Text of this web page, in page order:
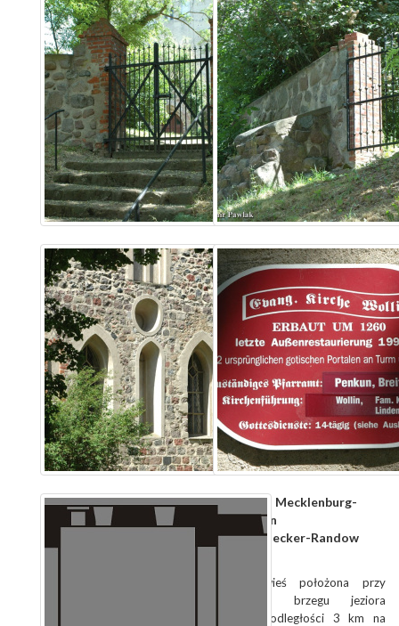
Bundesland: Mecklenburg-
Vorpommern
Landkreis:Uecker-Randow
Niewielka wieś położona przy
południowym brzegu jeziora
Dorfsee, w odległości 3 km na